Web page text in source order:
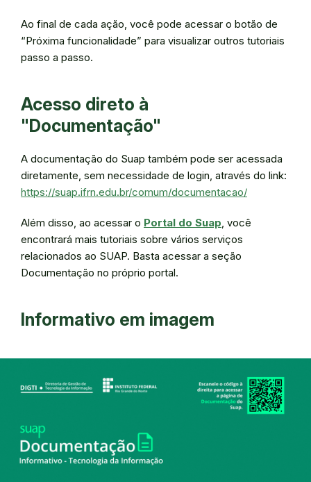
Ao final de cada ação, você pode acessar o botão de
“Próxima funcionalidade” para visualizar outros tutoriais
passo a passo.
Acesso direto à
"Documentação"
A documentação do Suap também pode ser acessada
diretamente, sem necessidade de login, através do link:
https://suap.ifrn.edu.br/comum/documentacao/
Além disso, ao acessar o Portal do Suap, você
encontrará mais tutoriais sobre vários serviços
relacionados ao SUAP. Basta acessar a seção
Documentação no próprio portal.
Informativo em imagem